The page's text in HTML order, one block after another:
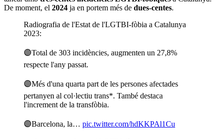
De moment, el 2024 ja en portem més de dues-centes.
Radiografia de l'Estat de l'LGTBI-fòbia a Catalunya
2023:
🟣Total de 303 incidències, augmenten un 27,8%
respecte l'any passat.
🟣Més d'una quarta part de les persones afectades
pertanyen al col·lectiu trans*. També destaca
l'increment de la transfòbia.
🟣Barcelona, la… pic.twitter.com/hdKKPAl1Cu